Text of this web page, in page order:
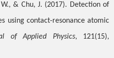
& Chu, J. (2017). Detection of
using contact-resonance atomic
of Applied Physics, 121(15),